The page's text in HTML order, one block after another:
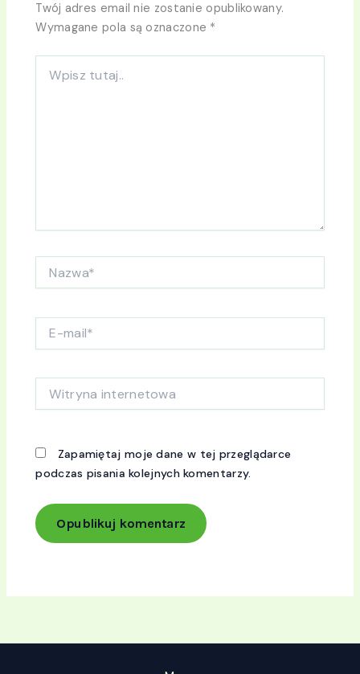
Twój adres email nie zostanie opublikowany.
Wymagane pola są oznaczone *
tutaj..
mail*
internetowa
Zapamiętaj moje dane w tej przeglądarce
podczas pisania kolejnych komentarzy.